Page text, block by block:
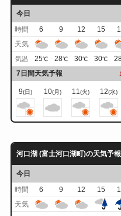
今日
時間
6 9 12 15
天気
気温 25℃ 28℃ 30℃ 30℃
7日間天気予報
9(日) 10(月) 11(火) 12(水)
河口湖 (富士河口湖町)の天気予報
今日
時間
6 9 12 15
天気